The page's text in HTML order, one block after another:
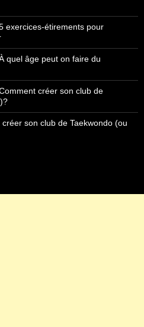
exercices-étirements pour
quel âge peut on faire du
créer son club de
son club de Taekwondo (ou